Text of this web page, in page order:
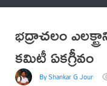
భద్రాచలం
కమిటీ ఏకగ్రీవం
By Shankar G